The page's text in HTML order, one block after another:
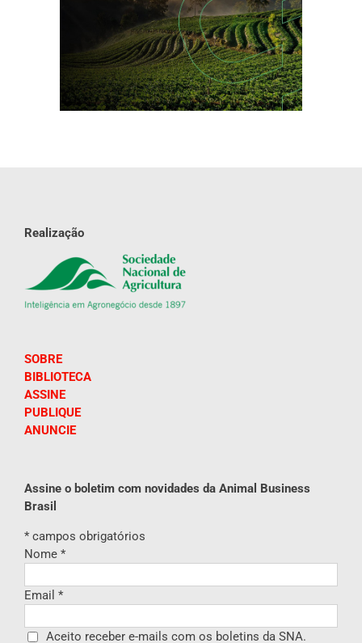
Realização
SOBRE
BIBLIOTECA
ASSINE
PUBLIQUE
ANUNCIE
Assine o boletim com novidades da Animal Business
Brasil
* campos obrigatórios
Nome *
Email *
Aceito receber e-mails com os boletins da SNA.